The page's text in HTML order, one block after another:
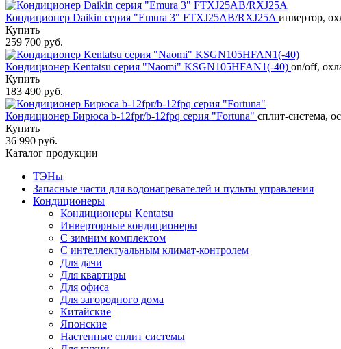
Кондиционер Daikin серия "Emura 3" FTXJ25AB/RXJ25A инвертор,
Купить
259 700 руб.
Кондиционер Kentatsu серия "Naomi" KSGN105HFAN1(-40) on/off,
Купить
183 490 руб.
Кондиционер Бирюса b-12fpr/b-12fpq серия "Fortuna" сплит-система,
Купить
36 990 руб.
Каталог продукции
ТЭНы
Запасные части для водонагревателей и пульты управления
Кондиционеры
Кондиционеры Kentatsu
Инверторные кондиционеры
С зимним комплектом
С интеллектуальным климат-контролем
Для дачи
Для квартиры
Для офиса
Для загородного дома
Китайские
Японские
Настенные сплит системы